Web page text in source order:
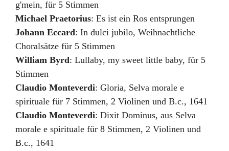
g'mein, für 5 Stimmen
Michael Praetorius: Es ist ein Ros entsprungen
Johann Eccard: In dulci jubilo, Weihnachtliche
Choralsätze für 5 Stimmen
William Byrd: Lullaby, my sweet little baby, für 5
Stimmen
Claudio Monteverdi: Gloria, Selva morale e
spirituale für 7 Stimmen, 2 Violinen und B.c., 1641
Claudio Monteverdi: Dixit Dominus, aus Selva
morale e spirituale für 8 Stimmen, 2 Violinen und
B.c., 1641